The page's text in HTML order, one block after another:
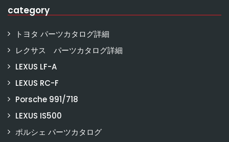
category
トヨタ パーツカタログ詳細
レクサス パーツカタログ詳細
LEXUS LF-A
LEXUS RC-F
Porsche 991/718
LEXUS IS500
ポルシェ パーツカタログ